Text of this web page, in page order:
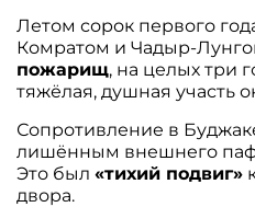
Летом сорок первого
Комратом и Чадыр-
пожарищ, на целых три
тяжёлая, душная участь
Сопротивление в
лишённым внешнего
Это был«тихий подвиг»
двора.